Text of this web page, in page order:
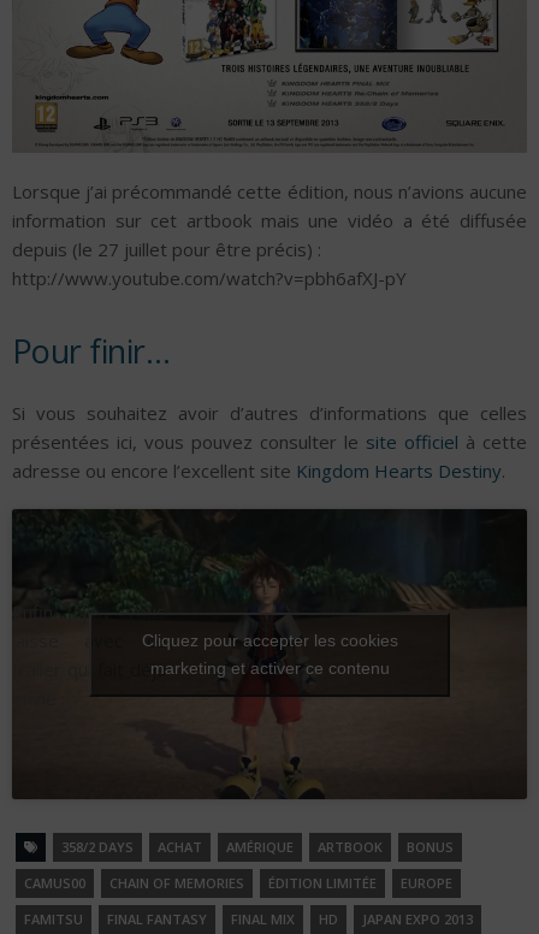
Lorsque j’ai précommandé cette édition, nous n’avions aucune
information sur cet artbook mais une vidéo a été diffusée
depuis (le 27 juillet pour être précis) :
http://www.youtube.com/watch?v=pbh6afXJ-pY
Pour finir…
Si vous souhaitez avoir d’autres d’informations que celles
présentées ici, vous pouvez consulter le site officiel à cette
adresse ou encore l’excellent site Kingdom Hearts Destiny.
Enfin je vous
laisse avec ce
trailer qui fait déjà
Cliquez pour accepter les cookies
marketing et activer ce contenu
358/2 DAYS ACHAT AMÉRIQUE ARTBOOK
BONUS
CAMUS00
CHAIN OF MEMORIES ÉDITION LIMITÉE
EUROPE
FAMITSU
FINAL FANTASY FINAL MIX HD
JAPAN EXPO 2013